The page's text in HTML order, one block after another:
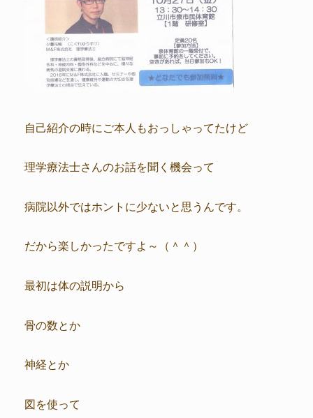
自己紹介の時にご本人もおっしゃってたけど
理学療法士さんのお話を聞く機会って
病院以外ではホントに少ないと思うんです。
だから楽しかったですよ～（＾＾）
最初は体の説明から
骨の数とか
神経とか
図を使って